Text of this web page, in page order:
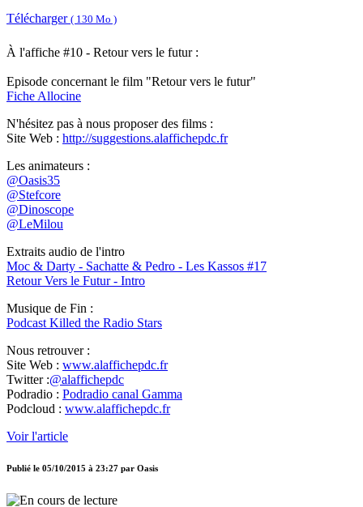
Télécharger ( 130 Mo )
À l'affiche #10 - Retour vers le futur :
Episode concernant le film "Retour vers le futur"
Fiche Allocine
N'hésitez pas à nous proposer des films :
Site Web : http://suggestions.alaffichepdc.fr
Les animateurs :
@Oasis35
@Stefcore
@Dinoscope
@LeMilou
Extraits audio de l'intro
Moc & Darty - Sachatte & Pedro - Les Kassos #17
Retour Vers le Futur - Intro
Musique de Fin :
Podcast Killed the Radio Stars
Nous retrouver :
Site Web : www.alaffichepdc.fr
Twitter :@alaffichepdc
Podradio : Podradio canal Gamma
Podcloud : www.alaffichepdc.fr
Voir l'article
Publié le 05/10/2015 à 23:27 par Oasis